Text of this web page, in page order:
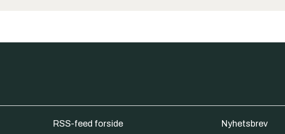
RSS-feed forside
Nyhetsbrev